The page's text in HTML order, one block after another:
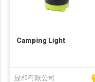
Camping Light
显和有限公司